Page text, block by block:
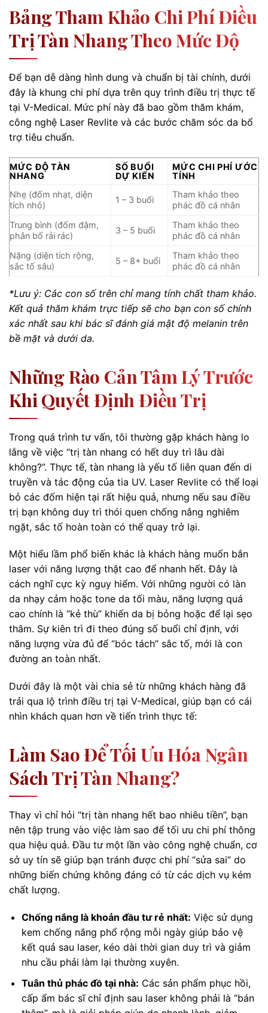
Bảng Tham Khảo Chi Phí Điều
Trị Tàn Nhang Theo Mức Độ
Để bạn dễ dàng hình dung và chuẩn bị tài chính, dưới
đây là khung chi phí dựa trên quy trình điều trị thực tế
tại V-Medical. Mức phí này đã bao gồm thăm khám,
công nghệ Laser Revlite và các bước chăm sóc da bổ
trợ tiêu chuẩn.
MỨC ĐỘ TÀN
NHANG
SỐ BUỔI
DỰ KIẾN
MỨC CHI PHÍ ƯỚC
TÍNH
Nhẹ (đốm nhạt, diện
tích nhỏ)
1 – 3 buổi
Tham khảo theo
phác đồ cá nhân
Trung bình (đốm đậm,
phân bố rải rác)
3 – 5 buổi
Tham khảo theo
phác đồ cá nhân
Nặng (diện tích rộng,
sắc tố sâu)
5 – 8+ buổi
Tham khảo theo
phác đồ cá nhân
*Lưu ý: Các con số trên chỉ mang tính chất tham khảo.
Kết quả thăm khám trực tiếp sẽ cho bạn con số chính
xác nhất sau khi bác sĩ đánh giá mật độ melanin trên
bề mặt và dưới da.
Những Rào Cản Tâm Lý Trước
Khi Quyết Định Điều Trị
Trong quá trình tư vấn, tôi thường gặp khách hàng lo
lắng về việc “trị tàn nhang có hết duy trì lâu dài
không?”. Thực tế, tàn nhang là yếu tố liên quan đến di
truyền và tác động của tia UV. Laser Revlite có thể loại
bỏ các đốm hiện tại rất hiệu quả, nhưng nếu sau điều
trị bạn không duy trì thói quen chống nắng nghiêm
ngặt, sắc tố hoàn toàn có thể quay trở lại.
Một hiểu lầm phổ biến khác là khách hàng muốn bắn
laser với năng lượng thật cao để nhanh hết. Đây là
cách nghĩ cực kỳ nguy hiểm. Với những người có làn
da nhạy cảm hoặc tone da tối màu, năng lượng quá
cao chính là “kẻ thù” khiến da bị bỏng hoặc để lại sẹo
thâm. Sự kiên trì đi theo đúng số buổi chỉ định, với
năng lượng vừa đủ để “bóc tách” sắc tố, mới là con
đường an toàn nhất.
Dưới đây là một vài chia sẻ từ những khách hàng đã
trải qua lộ trình điều trị tại V-Medical, giúp bạn có cái
nhìn khách quan hơn về tiến trình thực tế:
Làm Sao Để Tối Ưu Hóa Ngân
Sách Trị Tàn Nhang?
Thay vì chỉ hỏi “trị tàn nhang hết bao nhiêu tiền”, bạn
nên tập trung vào việc làm sao để tối ưu chi phí thông
qua hiệu quả. Đầu tư một lần vào công nghệ chuẩn, cơ
sở uy tín sẽ giúp bạn tránh được chi phí “sửa sai” do
những biến chứng không đáng có từ các dịch vụ kém
chất lượng.
Chống nắng là khoản đầu tư rẻ nhất: Việc sử dụng
kem chống nắng phổ rộng mỗi ngày giúp bảo vệ
kết quả sau laser, kéo dài thời gian duy trì và giảm
nhu cầu phải làm lại thường xuyên.
Tuân thủ phác đồ tại nhà: Các sản phẩm phục hồi,
cấp ẩm bác sĩ chỉ định sau laser không phải là “bán